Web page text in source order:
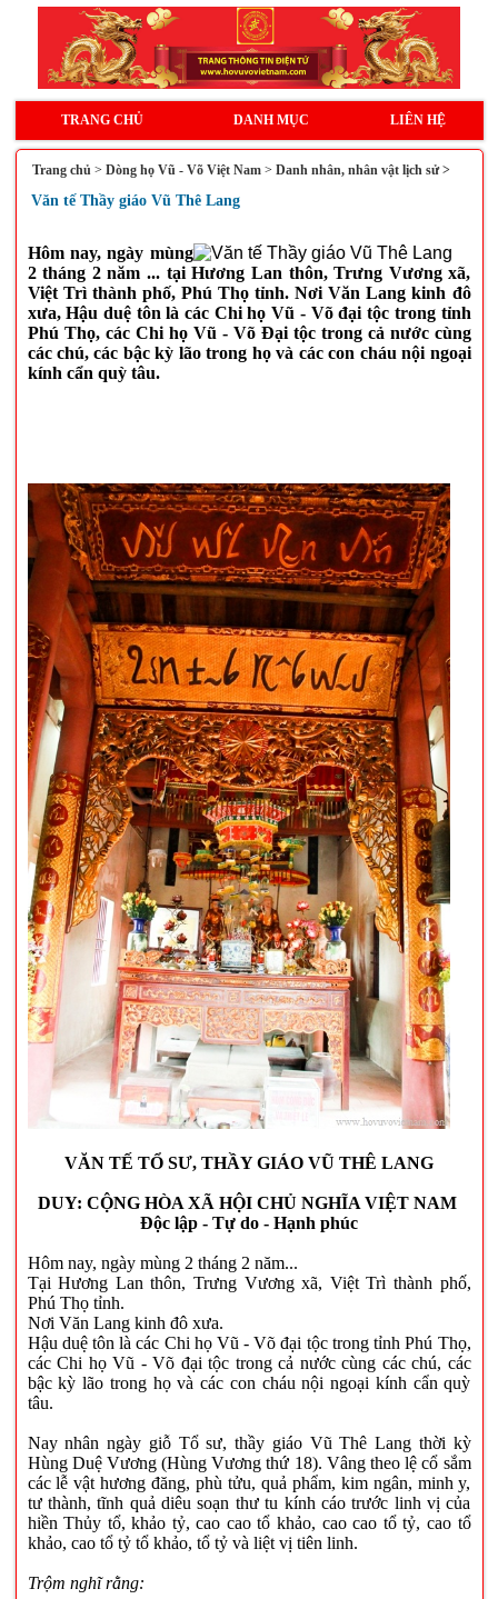
TRANG CHỦ DANH MỤC LIÊN HỆ
Trang chủ > Dòng họ Vũ - Võ Việt Nam> Danh nhân, nhân vật lịch sử >
Văn tế Thầy giáo Vũ Thê Lang
Hôm nay, ngày mùng
2 tháng 2 năm ... tại Hương Lan thôn, Trưng Vương xã,
Việt Trì thành phố, Phú Thọ tỉnh. Nơi Văn Lang kinh đô
xưa, Hậu duệ tôn là các Chi họ Vũ - Võ đại tộc trong tỉnh
Phú Thọ, các Chi họ Vũ - Võ Đại tộc trong cả nước cùng
các chú, các bậc kỳ lão trong họ và các con cháu nội ngoại
kính cẩn quỳ tâu.
VĂN TẾ TỔ SƯ, THẦY GIÁO VŨ THÊ LANG
DUY: CỘNG HÒA XÃ HỘI CHỦ NGHĨA VIỆT NAM
Độc lập - Tự do - Hạnh phúc
Hôm nay, ngày mùng 2 tháng 2 năm...
Tại Hương Lan thôn, Trưng Vương xã, Việt Trì thành phố,
Phú Thọ tỉnh.
Nơi Văn Lang kinh đô xưa.
Hậu duệ tôn là các Chi họ Vũ - Võ đại tộc trong tỉnh Phú Thọ,
các Chi họ Vũ - Võ đại tộc trong cả nước cùng các chú, các
bậc kỳ lão trong họ và các con cháu nội ngoại kính cẩn quỳ
tâu.
Nay nhân ngày giỗ Tổ sư, thầy giáo Vũ Thê Lang thời kỳ
Hùng Duệ Vương (Hùng Vương thứ 18). Vâng theo lệ cổ sắm
các lễ vật hương đăng, phù tửu, quả phẩm, kim ngân, minh y,
tư thành, tĩnh quả diêu soạn thư tu kính cáo trước linh vị của
hiền Thủy tổ, khảo tỷ, cao cao tổ khảo, cao cao tổ tỷ, cao tổ
khảo, cao tổ tỷ tổ khảo, tổ tỷ và liệt vị tiên linh.
Trộm nghĩ rằng: